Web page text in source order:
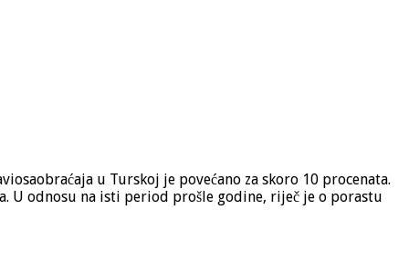
u Turskoj je povećano za skoro 10 procenata.
U odnosu na isti period prošle godine, riječ je o porastu